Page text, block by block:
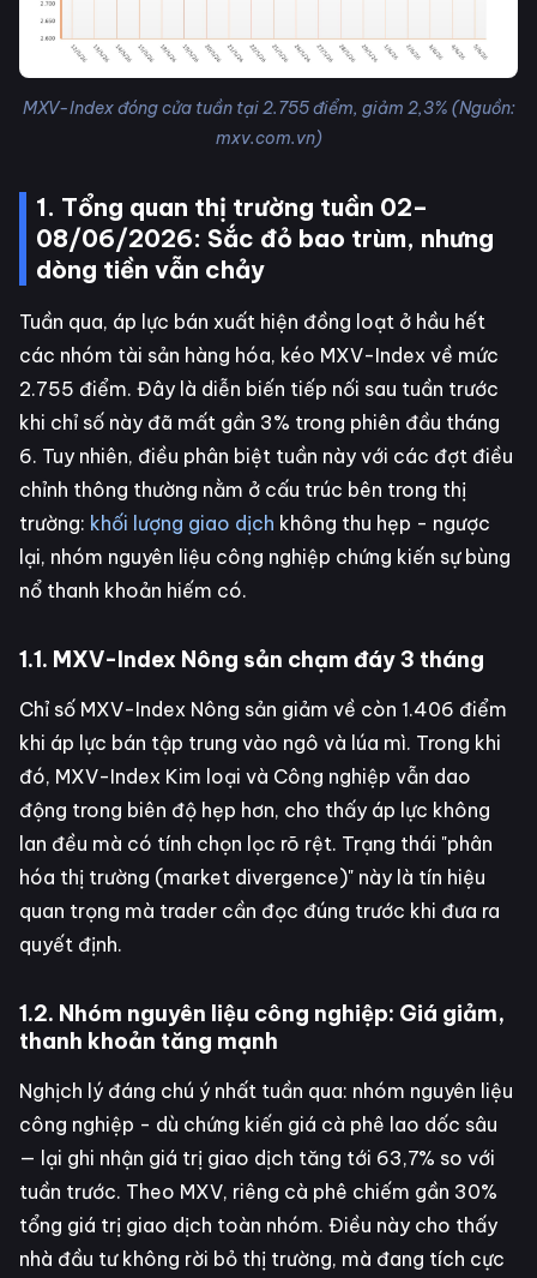
MXV-Index đóng cửa tuần tại 2.755 điểm, giảm 2,3% (Nguồn:
mxv.com.vn)
1. Tổng quan thị trường tuần 02–
08/06/2026: Sắc đỏ bao trùm, nhưng
dòng tiền vẫn chảy
Tuần qua, áp lực bán xuất hiện đồng loạt ở hầu hết
các nhóm tài sản hàng hóa, kéo MXV-Index về mức
2.755 điểm. Đây là diễn biến tiếp nối sau tuần trước
khi chỉ số này đã mất gần 3% trong phiên đầu tháng
6. Tuy nhiên, điều phân biệt tuần này với các đợt điều
chỉnh thông thường nằm ở cấu trúc bên trong thị
trường: khối lượng giao dịch không thu hẹp - ngược
lại, nhóm nguyên liệu công nghiệp chứng kiến sự bùng
nổ thanh khoản hiếm có.
1.1. MXV-Index Nông sản chạm đáy 3 tháng
Chỉ số MXV-Index Nông sản giảm về còn 1.406 điểm
khi áp lực bán tập trung vào ngô và lúa mì. Trong khi
đó, MXV-Index Kim loại và Công nghiệp vẫn dao
động trong biên độ hẹp hơn, cho thấy áp lực không
lan đều mà có tính chọn lọc rõ rệt. Trạng thái "phân
hóa thị trường (market divergence)" này là tín hiệu
quan trọng mà trader cần đọc đúng trước khi đưa ra
quyết định.
1.2. Nhóm nguyên liệu công nghiệp: Giá giảm,
thanh khoản tăng mạnh
Nghịch lý đáng chú ý nhất tuần qua: nhóm nguyên liệu
công nghiệp - dù chứng kiến giá cà phê lao dốc sâu
— lại ghi nhận giá trị giao dịch tăng tới 63,7% so với
tuần trước. Theo MXV, riêng cà phê chiếm gần 30%
tổng giá trị giao dịch toàn nhóm. Điều này cho thấy
nhà đầu tư không rời bỏ thị trường, mà đang tích cực